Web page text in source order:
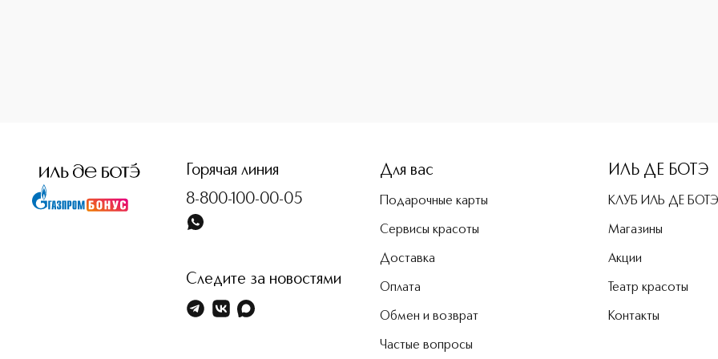
Горячая линия
8-800-100-00-05
Следите за новостями
Для вас
Подарочные карты
Сервисы красоты
Доставка
Оплата
Обмен и возврат
Частые вопросы
ИЛЬ ДЕ БОТЭ
КЛУБ ИЛЬ ДЕ БОТЭ
Магазины
Акции
Театр красоты
Контакты